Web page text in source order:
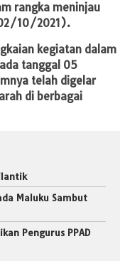
rangka meninjau
10/2021).
kegiatan dalam
tanggal 05
telah digelar
di berbagai
Maluku Sambut
Pengurus PPAD